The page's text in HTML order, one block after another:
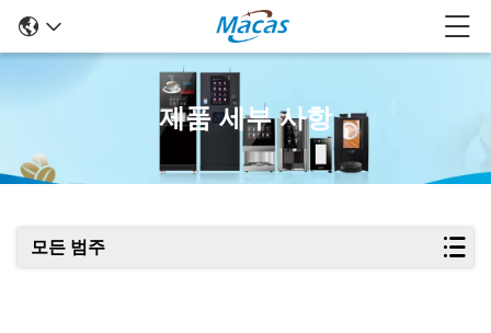
제품 세부 사항
모든 범주